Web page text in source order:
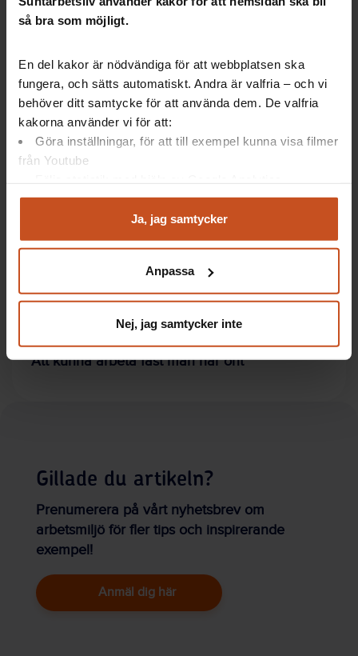
så bra som möjligt.
En del kakor är nödvändiga för att webbplatsen ska
fungera, och sätts automatiskt. Andra är valfria – och vi
behöver ditt samtycke för att använda dem. De valfria
kakorna använder vi för att:
Göra inställningar, för att till exempel kunna visa filmer
från Youtube
Analysera trafik för att kunna visa riktad information
Du kan när som helst återta ditt godkännande genom att
integritet@suntarbetsliv.se.
Ja, jag samtycker
Anpassa
Nej, jag samtycker inte
Artiklar: Så gör andra
Aktiva rehabkoordinatorer sänkte
sjuktalen
Friskare medarbetare i Södertälje
Artiklar: Forskning
Vårdsamordnare håller ihop vården
Ny metod ska mäta hjärntrötthet
Att kunna arbeta fast man har ont
Gillade du artikeln?
Prenumerera på vårt nyhetsbrev om
arbetsmiljö för fler tips och inspirerande
exempel!
Anmäl dig här